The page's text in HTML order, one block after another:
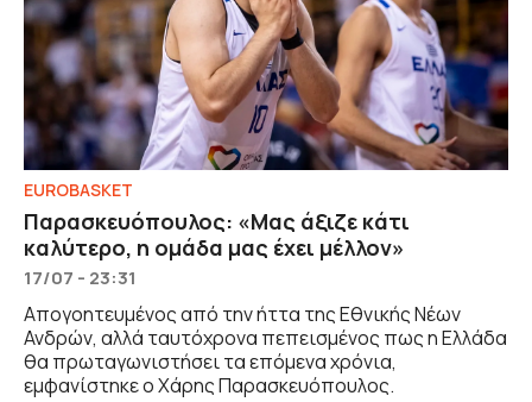
EUROBASKET
Παρασκευόπουλος: «Μας άξιζε κάτι
καλύτερο, η ομάδα μας έχει μέλλον»
17/07 - 23:31
Απογοητευμένος από την ήττα της Εθνικής Νέων
Ανδρών, αλλά ταυτόχρονα πεπεισμένος πως η Ελλάδα
θα πρωταγωνιστήσει τα επόμενα χρόνια,
εμφανίστηκε ο Χάρης Παρασκευόπουλος.